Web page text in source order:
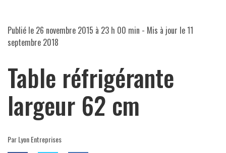
Publié le 26 novembre 2015 à 23 h 00 min - Mis à jour le11
septembre 2018
Table réfrigérante
largeur 62 cm
Par Lyon Entreprises